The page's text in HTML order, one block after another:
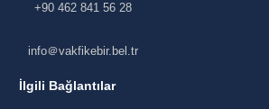
+90 462 841 56 28
info＠vakfikebir.bel.tr
İlgili Bağlantılar